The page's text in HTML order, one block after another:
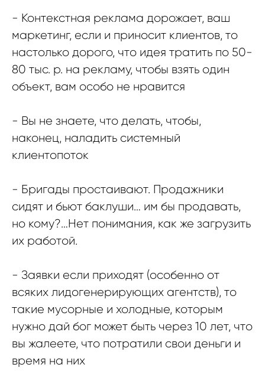
- Контекстная реклама дорожает, ваш
маркетинг, если и приносит клиентов, то
настолько дорого, что идея тратить по 50-
80 тыс. р. на рекламу, чтобы взять один
объект, вам особо не нравится
- Вы не знаете, что делать, чтобы,
наконец, наладить системный
клиентопоток
- Бригады простаивают. Продажники
сидят и бьют баклуши… им бы продавать,
но кому?…Нет понимания, как же загрузить
их работой.
- Заявки если приходят (особенно от
всяких лидогенерирующих агентств), то
такие мусорные и холодные, которым
нужно дай бог может быть через 10 лет, что
вы жалеете, что потратили свои деньги и
время на них